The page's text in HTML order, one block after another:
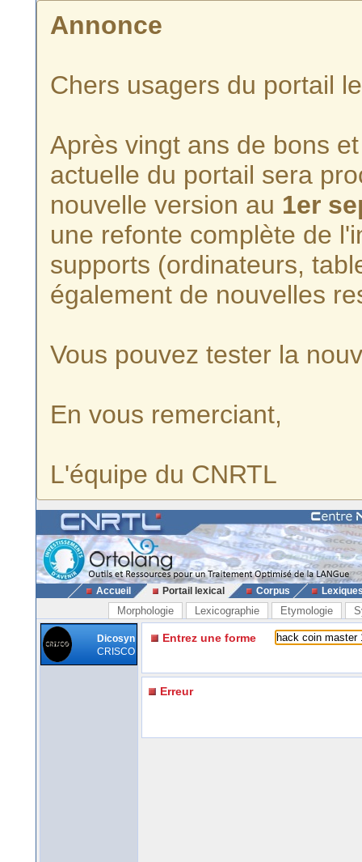
Annonce
Chers usagers du portail
Après vingt ans de bons
actuelle du portail sera
nouvelle version au 1er
une refonte complète de
supports (ordinateurs,
également de nouvelles
Vous pouvez tester la
En vous remerciant,
L'équipe du CNRTL
Accueil Portail lexical Corpus
Morphologie Lexicographie Etymologie
Dicosyn
CRISCO
Entrez une forme
Erreur